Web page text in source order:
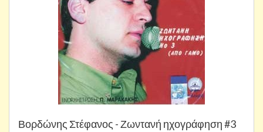
Βορδώνης Στέφανος - Ζωντανή ηχογράφηση #3